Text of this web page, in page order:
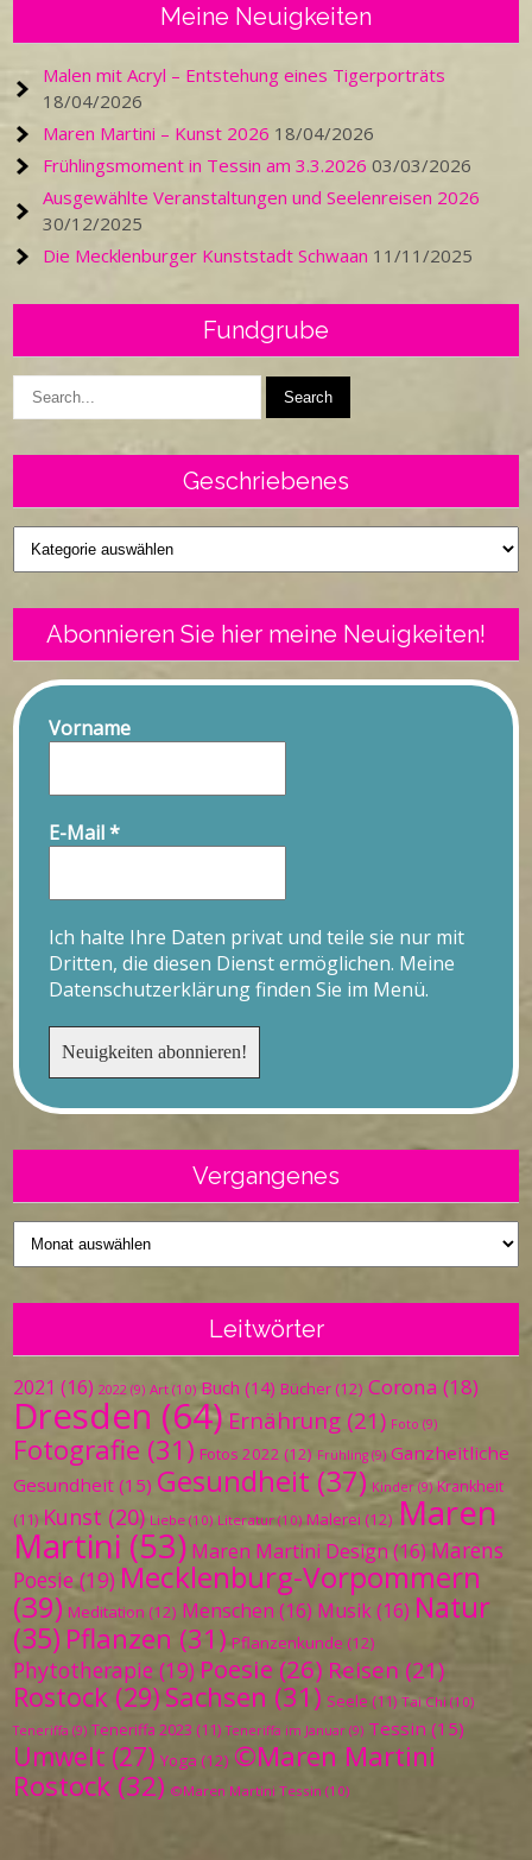
Meine Neuigkeiten
Malen mit Acryl – Entstehung eines Tigerporträts
18/04/2026
Maren Martini – Kunst 2026 18/04/2026
Frühlingsmoment in Tessin am 3.3.2026 03/03/2026
Ausgewählte Veranstaltungen und Seelenreisen 2026
30/12/2025
Die Mecklenburger Kunststadt Schwaan 11/11/2025
Fundgrube
Geschriebenes
Geschriebenes
Abonnieren Sie hier meine Neuigkeiten!
Vorname
E-Mail*
Ich halte Ihre Daten privat und teile sie nur mit
Dritten, die diesen Dienst ermöglichen. Meine
Datenschutzerklärung finden Sie im Menü.
Vergangenes
Vergangenes
Leitwörter
2021 (16) 2022 (9) Art (10) Buch (14) Bücher (12) Corona (18)
Dresden (64) Ernährung (21) Foto (9)
Fotografie (31) Fotos 2022 (12) Frühling (9) Ganzheitliche
Gesundheit (15) Gesundheit (37) Kinder (9) Krankheit
(11) Kunst (20) Liebe (10) Literatur (10) Malerei (12) Maren
Martini (53) Maren Martini Design (16) Marens
Poesie(19) Mecklenburg-Vorpommern
(39) Meditation (12) Menschen (16) Musik(16) Natur
(35) Pflanzen (31) Pflanzenkunde (12)
Phytotherapie (19) Poesie (26) Reisen (21)
Rostock (29) Sachsen (31) Seele (11) Tai Chi (10)
Teneriffa (9) Teneriffa 2023 (11) Teneriffa im Januar (9) Tessin (15)
Umwelt (27) Yoga (12) ©Maren Martini
Rostock (32) ©Maren Martini Tessin (10)